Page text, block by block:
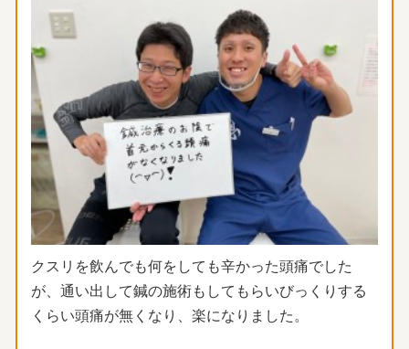
クスリを飲んでも何をしても辛かった頭痛でした
が、 通い出して鍼の施術もしてもらいびっくりする
くらい頭痛が無くな り、楽になりました。